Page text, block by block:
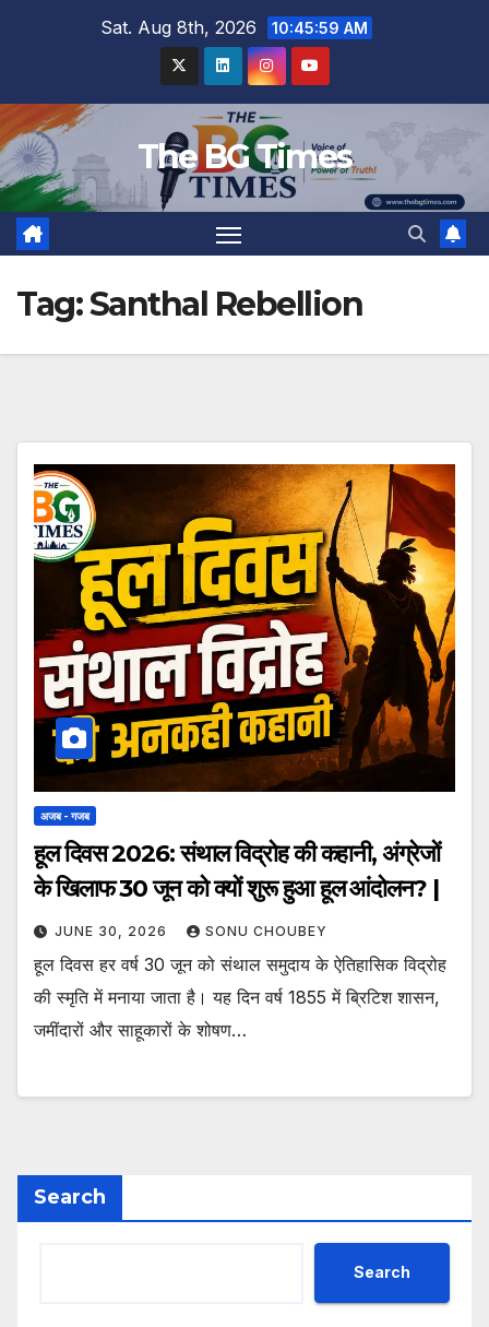
Sat. Aug 8th, 2026 10:46:00 AM
The BG Times
Tag:Santhal Rebellion
अजब - गजब
हूल दिवस 2026: संथाल विद्रोह की कहानी, अंग्रेजों
के खिलाफ 30 जून को क्यों शुरू हुआ हूल आंदोलन? |
JUNE 30, 2026 SONU CHOUBEY
हूल दिवस हर वर्ष 30 जून को संथाल समुदाय के ऐतिहासिक विद्रोह
की स्मृति में मनाया जाता है। यह दिन वर्ष 1855 में ब्रिटिश शासन,
जमींदारों और साहूकारों के शोषण…
Search
Search